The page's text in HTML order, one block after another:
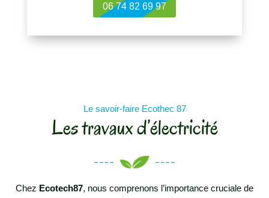
06 74 82 69 97
Le savoir-faire Ecothec 87
Les travaux d’électricité
Chez Ecotech87, nous comprenons l’importance cruciale de